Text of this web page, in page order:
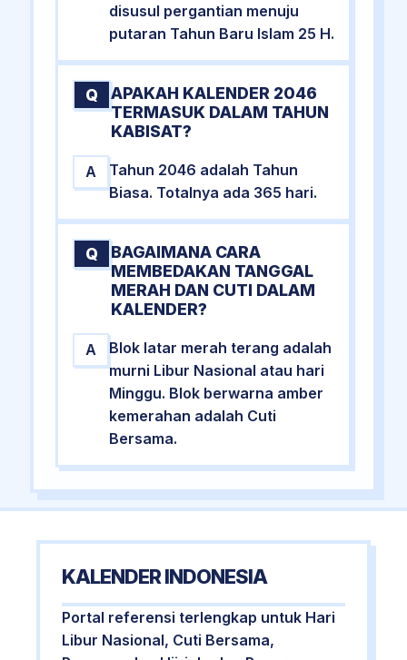
disusul pergantian menuju
putaran Tahun Baru Islam 25 H.
Q
APAKAH KALENDER 2046
TERMASUK DALAM TAHUN
KABISAT?
A
Tahun 2046 adalah Tahun
Biasa. Totalnya ada 365 hari.
Q
BAGAIMANA CARA
MEMBEDAKAN TANGGAL
MERAH DAN CUTI DALAM
KALENDER?
A
Blok latar merah terang adalah
murni Libur Nasional atau hari
Minggu. Blok berwarna amber
kemerahan adalah Cuti
Bersama.
KALENDER INDONESIA
Portal referensi terlengkap untuk Hari
Libur Nasional, Cuti Bersama,